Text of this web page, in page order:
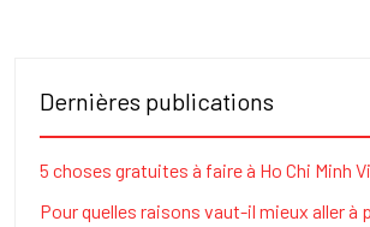
Dernières publications
5 choses gratuites à faire à Ho Chi Minh
Pour quelles raisons vaut-il mieux aller à